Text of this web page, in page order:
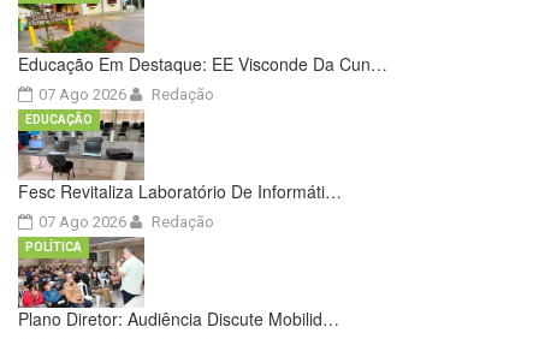
Educação Em Destaque: EE Visconde Da Cun…
07 Ago 2026 Redação
Fesc Revitaliza Laboratório De Informáti…
07 Ago 2026
EDUCAÇÃO
Redação
Plano Diretor: Audiência Discute Mobilid…
POLÍTICA